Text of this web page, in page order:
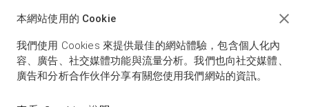
醫學古生物心理學生態學
物理 化學地球科學天文
本網站使用的 Cookie
我們使用 Cookies 來提供最佳的網站體驗，包含個人化內
容、廣告、社交媒體功能與流量分析。我們也向社交媒體、
廣告和分析合作伙伴分享有關您使用我們網站的資訊。